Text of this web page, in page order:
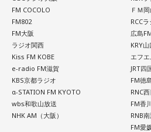
この日の放送をradikoタイムフリー
※放送エリア外の方は、プレミアム
だけます。
＜番組概要＞
番組名：JA全農 COUNTDOWN
放送エリア：TOKYO FMをはじめ
れど身体がついていけないときっ
になったりする時って出ちゃうじ
気な「キャー！」というのも、元
いうくらいで済むけれど、頭が痛
ういうことなんですよね。
自分の体力、コンディション。「
（氣）だから、しっかり食べて、
い。それも、仕事のうちです。
FM COCOLO
FM802
FM大阪
ラジオ関西
Kiss FM KOBE
e-radio FM滋賀
KBS京都ラジオ
α-STATION FM KYOTO
wbs和歌山放送
NHK AM（大阪）
ＦＭ
RCC
広島
KRY
エフ
JRT四
FM徳
RNC
FM香
RNB
FM愛